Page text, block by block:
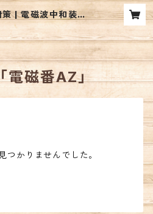
策 | 電磁波中和装置
番」ショップ
電磁番AZ」
つかりませんでした。